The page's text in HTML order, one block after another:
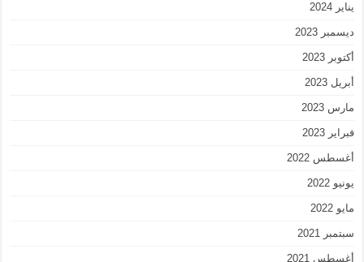
يناير 2024
ديسمبر 2023
أكتوبر 2023
أبريل 2023
مارس 2023
فبراير 2023
أغسطس 2022
يونيو 2022
مايو 2022
سبتمبر 2021
أغسطس 2021